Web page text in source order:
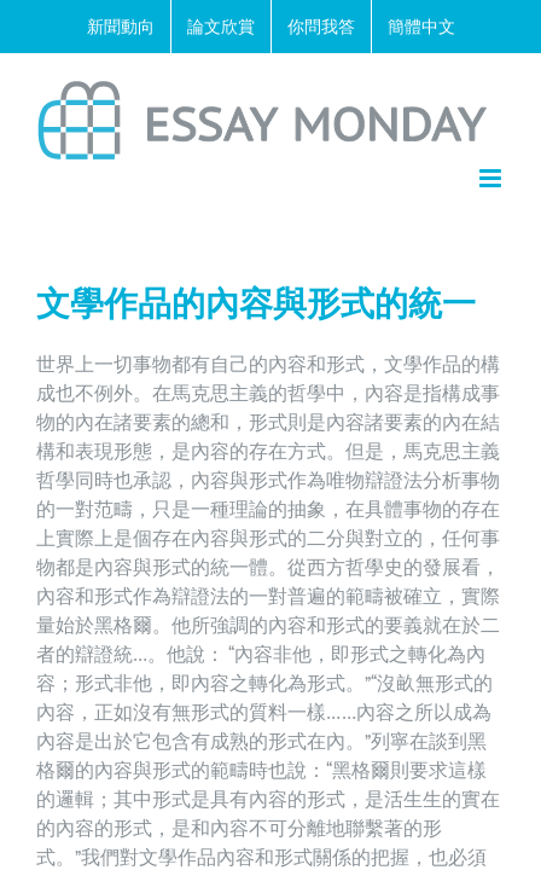
新聞動向 論文欣賞 你問我答 簡體中文
文學作品的內容與形式的統一
世界上一切事物都有自己的內容和形式，文學作品的構
成也不例外。在馬克思主義的哲學中，內容是指構成事
物的內在諸要素的總和，形式則是內容諸要素的內在結
構和表現形態，是內容的存在方式。但是，馬克思主義
哲學同時也承認，內容與形式作為唯物辯證法分析事物
的一對范疇，只是一種理論的抽象，在具體事物的存在
上實際上是個存在內容與形式的二分與對立的，任何事
物都是內容與形式的統一體。從西方哲學史的發展看，
內容和形式作為辯證法的一對普遍的範疇被確立，實際
量始於黑格爾。他所強調的內容和形式的要義就在於二
者的辯證統…。他說： “內容非他，即形式之轉化為內
容；形式非他，即內容之轉化為形式。”“沒畝無形式的
內容，正如沒有無形式的質料一樣……內容之所以成為
內容是出於它包含有成熟的形式在內。”列寧在談到黑
格爾的內容與形式的範疇時也說：“黑格爾則要求這樣
的邏輯；其中形式是具有內容的形式，是活生生的實在
的內容的形式，是和內容不可分離地聯繫著的形
式。”我們對文學作品內容和形式關係的把握，也必須